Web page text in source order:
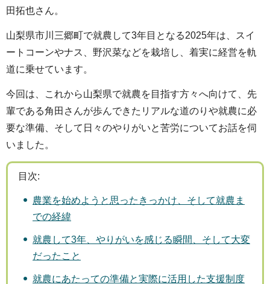
田拓也さん。
山梨県市川三郷町で就農して3年目となる2025年は、スイ
ートコーンやナス、野沢菜などを栽培し、着実に経営を軌
道に乗せています。
今回は、これから山梨県で就農を目指す方々へ向けて、先
輩である角田さんが歩んできたリアルな道のりや就農に必
要な準備、そして日々のやりがいと苦労についてお話を伺
いました。
目次:
農業を始めようと思ったきっかけ、そして就農ま
での経緯
就農して3年、やりがいを感じる瞬間、そして大変
だったこと
就農にあたっての準備と実際に活用した支援制度